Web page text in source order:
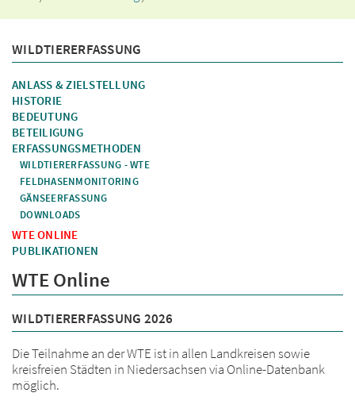
WILDTIERERFASSUNG
ANLASS & ZIELSTELLUNG
HISTORIE
BEDEUTUNG
BETEILIGUNG
ERFASSUNGSMETHODEN
WILDTIERERFASSUNG - WTE
FELDHASENMONITORING
GÄNSEERFASSUNG
DOWNLOADS
WTE ONLINE
PUBLIKATIONEN
WTE Online
WILDTIERERFASSUNG 2026
Die Teilnahme an der WTE ist in allen Landkreisen sowie
kreisfreien Städten in Niedersachsen via Online-Datenbank
möglich.